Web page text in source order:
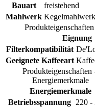
Bauart
freistehend
Mahlwerk Kegelmahlwerk
Eignung
Filterkompatibilität
Geeignete Kaffeeart
Produkteigenschaften
Energiemerkmale
Energiemerkmale
Betriebsspannung 220 -